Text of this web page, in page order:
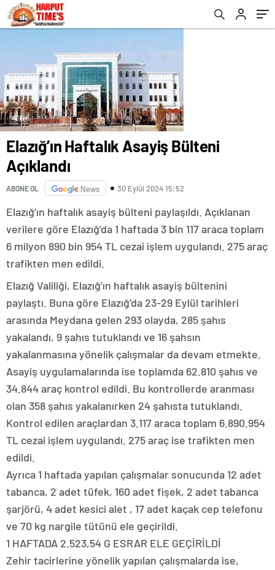
Elazığ’ın Haftalık Asayiş Bülteni
Açıklandı
ABONE OL News 30 Eylül 2024 15:52
Elazığ’ın haftalık asayiş bülteni paylaşıldı. Açıklanan
verilere göre Elazığ’da 1 haftada 3 bin 117 araca toplam
6 milyon 890 bin 954 TL cezai işlem uygulandı. 275 araç
trafikten men edildi.
Elazığ Valiliği, Elazığ’ın haftalık asayiş bültenini
paylaştı. Buna göre Elazığ’da 23-29 Eylül tarihleri
arasında Meydana gelen 293 olayda, 285 şahıs
yakalandı, 9 şahıs tutuklandı ve 16 şahsın
yakalanmasına yönelik çalışmalar da devam etmekte.
Asayiş uygulamalarında ise toplamda 62.810 şahıs ve
34.844 araç kontrol edildi. Bu kontrollerde aranması
olan 358 şahıs yakalanırken 24 şahısta tutuklandı.
Kontrol edilen araçlardan 3.117 araca toplam 6.890.954
TL cezai işlem uygulandı. 275 araç ise trafikten men
edildi.
Ayrıca 1 haftada yapılan çalışmalar sonucunda 12 adet
tabanca, 2 adet tüfek, 160 adet fişek, 2 adet tabanca
şarjörü, 4 adet kesici alet , 17 adet kaçak cep telefonu
ve 70 kg nargile tütünü ele geçirildi.
1 HAFTADA 2.523,54 G ESRAR ELE GEÇİRİLDİ
Zehir tacirlerine yönelik yapılan çalışmalarda ise,